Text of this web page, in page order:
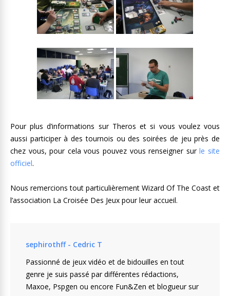
Pour plus d’informations sur Theros et si vous voulez vous
aussi participer à des tournois ou des soirées de jeu près de
chez vous, pour cela vous pouvez vous renseigner surle site
officiel.
Nous remercions tout particulièrement Wizard Of The Coast et
l’association La Croisée Des Jeux pour leur accueil.
sephirothff - Cedric T
Passionné de jeux vidéo et de bidouilles en tout
genre je suis passé par différentes rédactions,
Maxoe, Pspgen ou encore Fun&Zen et blogueur sur